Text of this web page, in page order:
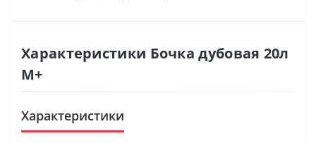
Характеристики Бочка дубовая 20л
M+
Характеристики